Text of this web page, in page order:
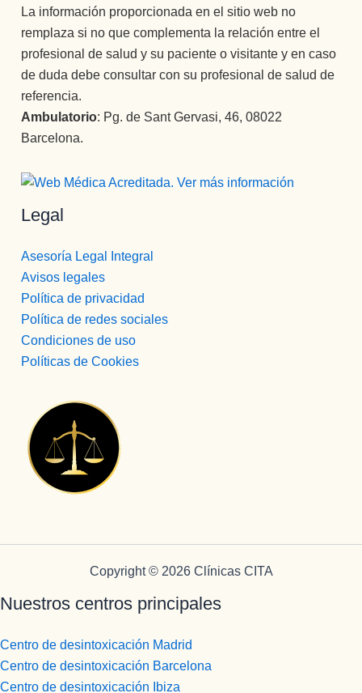
La información proporcionada en el sitio web no
remplaza si no que complementa la relación entre el
profesional de salud y su paciente o visitante y en caso
de duda debe consultar con su profesional de salud de
referencia.
Ambulatorio: Pg. de Sant Gervasi, 46, 08022
Barcelona.
Legal
Asesoría Legal Integral
Avisos legales
Política de privacidad
Política de redes sociales
Condiciones de uso
Políticas de Cookies
Copyright © 2026 Clínicas CITA
Nuestros centros principales
Centro de desintoxicación Madrid
Centro de desintoxicación Barcelona
Centro de desintoxicación Ibiza